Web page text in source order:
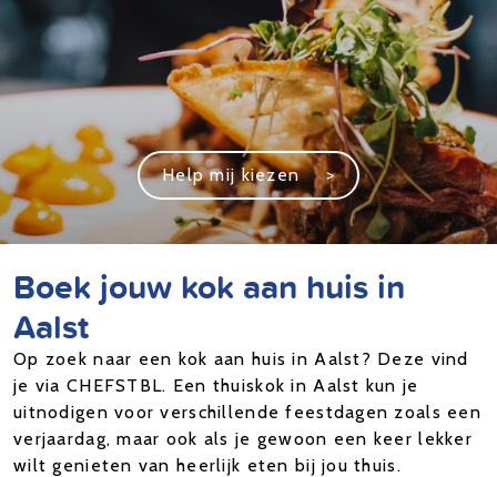
Help mij kiezen >
Boek jouw kok aan huis in
Aalst
Op zoek naar een kok aan huis in Aalst? Deze vind
je via CHEFSTBL. Een thuiskok in Aalst kun je
uitnodigen voor verschillende feestdagen zoals een
verjaardag, maar ook als je gewoon een keer lekker
wilt genieten van heerlijk eten bij jou thuis.